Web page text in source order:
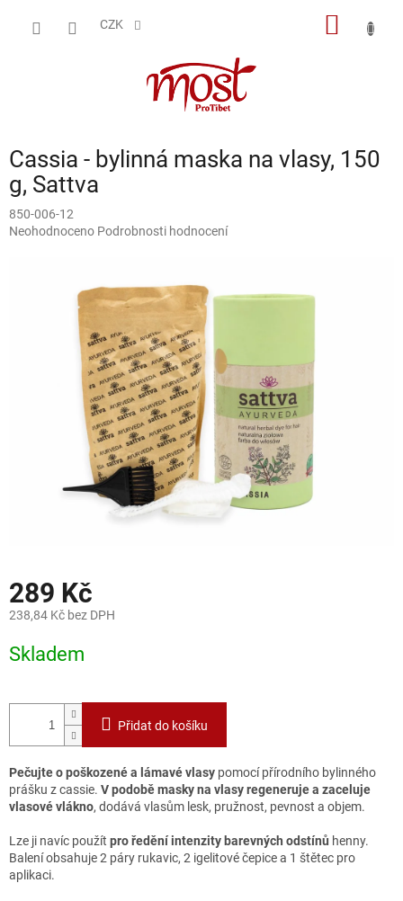
CZK
Cassia - bylinná maska na vlasy, 150
g, Sattva
850-006-12
Průměrné
Neohodnoceno Podrobnosti hodnocení
289 Kč
238,84 Kč bez DPH
cena:
Skladem
Přidat do košíku
Pečujte o poškozené a lámavé vlasy pomocí přírodního bylinného
prášku z cassie. V podobě masky na vlasy regeneruje a zaceluje
vlasové vlákno, dodává vlasům lesk, pružnost, pevnost a objem.
Lze ji navíc použít pro ředění intenzity barevných odstínů henny.
Balení obsahuje 2 páry rukavic, 2 igelitové čepice a 1 štětec pro
aplikaci.